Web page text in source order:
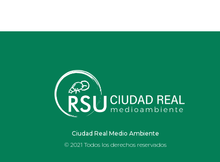
Ciudad Real Medio Ambiente
© 2021 Todos los derechos reservados
Primer Premio
Belenes.
IES OJOS DEL
GUADIANA